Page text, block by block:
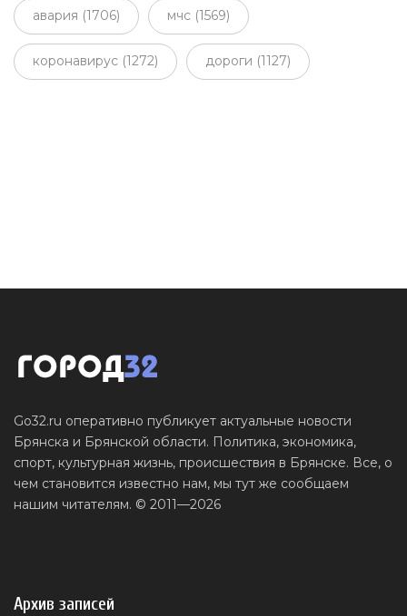
авария (1706) мчс (1569)
коронавирус (1272) дороги (1127)
Go32.ru оперативно публикует актуальные новости
Брянска и Брянской области. Политика, экономика,
спорт, культурная жизнь, происшествия в Брянске. Все, о
чем становится известно нам, мы тут же сообщаем
нашим читателям. © 2011—2026
Архив записей